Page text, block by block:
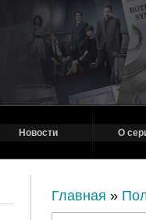
Новости О
Главная »